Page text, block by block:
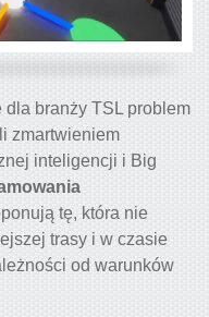
dla branży TSL problem
zmartwieniem
inteligencji i Big
tę, która nie
trasy i w czasie
od warunków